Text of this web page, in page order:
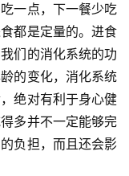
一点，下一餐少吃
都是定量的。进食
们的消化系统的功
的变化，消化系统
绝对有利于身心健
多并不一定能够完
负担，而且还会影